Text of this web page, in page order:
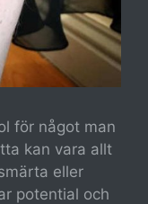
för något man
kan vara allt
eller
potential och